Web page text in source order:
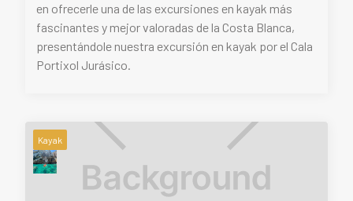
en ofrecerle una de las excursiones en kayak más
fascinantes y mejor valoradas de la Costa Blanca,
presentándole nuestra excursión en kayak por el Cala
Portixol Jurásico.
Kayak